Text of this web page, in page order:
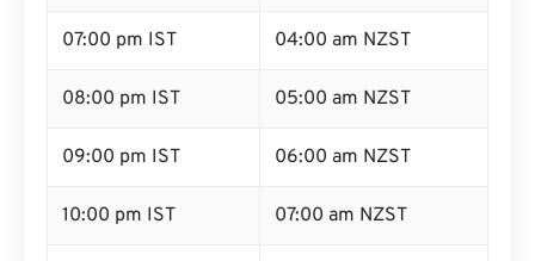
07:00 pm IST 04:00 am NZST
08:00 pm IST 05:00 am NZST
09:00 pm IST 06:00 am NZST
10:00 pm IST 07:00 am NZST